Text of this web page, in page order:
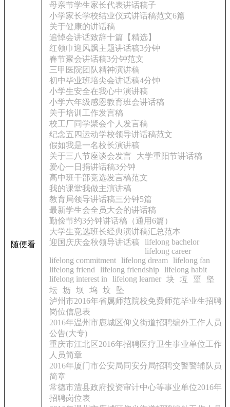
随便看
母亲节学生家长代表讲话稿子
小学家长学校结业仪式讲话稿范文6篇
关于健康的讲话稿
追悼会讲话致辞十篇【精选】
红领巾迎风飘主题讲话稿3分钟
春节聚会讲话稿3分钟范文
三甲医院团队精神演讲稿
初中毕业班培尖会讲话稿4分钟
小学生安全在我心中演讲稿
小学六年级感恩教育班会讲话稿
关于培训工作发言稿
校工厂同学聚会个人发言稿
纪念五四运动学校领导讲话稿范文
假如我是一名校长演讲稿
关于三八节座谈会发言
大学重阳节讲话稿
爱心一日捐讲话稿3分钟
高中班干部竞选发言稿范文
我的课堂我做主演讲稿
教育局领导讲话稿三分钟5篇
最新学生会全员大会的讲话稿
勤俭节约3分钟讲话稿（通用6篇）
大学生竞选班长经典演讲稿汇总范本
迎国庆庆金秋领导讲话稿
lifelong bachelor
lifelong career
lifelong commitment lifelong dream
lifelong fan
lifelong friend
lifelong friendship lifelong habit
lifelong interest in
lifelong learner 块 坘 坙
坚
坛
坜 坝 坞 坟
坠
泸州市2016年省属师范院校免费师范毕业生招聘
岗位信息表
2016年温州市鹿城区仰义街道招聘编外工作人员
公告(大专)
重庆市江北区2016年招聘医疗卫生事业单位工作
人员简章
2016年厦门市公安局同安分局招聘交警警辅队员
简章
常德市澧县政府投资审计中心等事业单位2016年
招聘岗位表